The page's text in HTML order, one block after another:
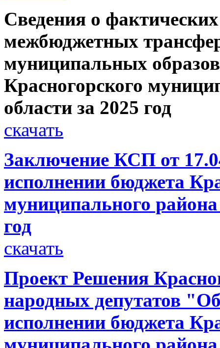
Сведения о
межбюджетных
муниципальных
Красногорского
области за 2025 год
скачать
Заключение КСП от
исполнении бюджета
муниципального
год
скачать
Проект Решения
народных депутатов
исполнении бюджета